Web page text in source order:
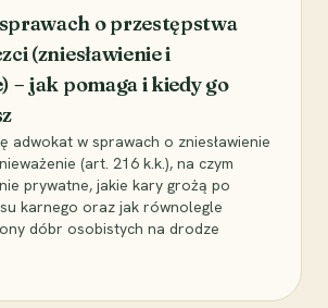
o przestępstwa
(zniesławienie i
– jak pomaga i kiedy go
adwokat w sprawach o zniesławienie
(art. 216 k.k.), na czym
prywatne, jakie kary grożą po
karnego oraz jak równolegle
dóbr osobistych na drodze